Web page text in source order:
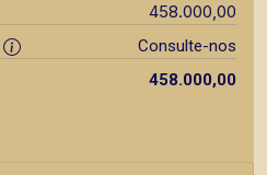
458.000,00
Consulte-nos
458.000,00